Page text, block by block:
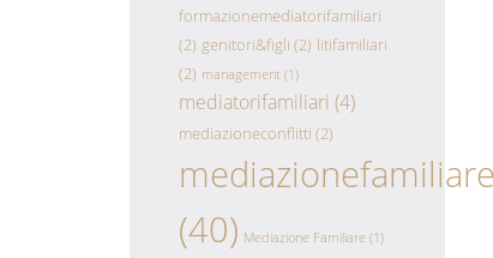
formazionemediatorifamiliari
(2) genitori&figli (2) litifamiliari
(2) management (1)
mediatorifamiliari (4)
mediazioneconflitti (2)
(40) Mediazione Familiare(1)